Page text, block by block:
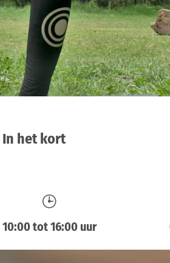
In het kort
10:00 tot 16:00 uur